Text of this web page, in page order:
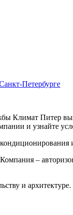
Петербурге
Климат Питер
и узнайте
–
и